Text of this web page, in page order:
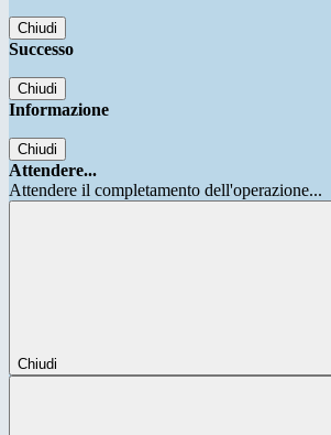
Chiudi
Successo
Chiudi
Informazione
Chiudi
Attendere...
Attendere il completamento dell'operazione...
Chiudi